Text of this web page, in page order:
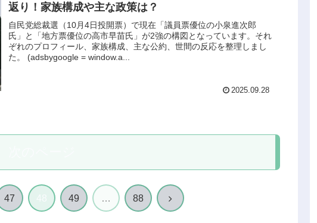
返り！家族構成や主な政策は？
自民党総裁選（10月4日投開票）で現在「議員票優位の小泉進次郎
氏」と「地方票優位の高市早苗氏」が2強の構図となっています。それ
ぞれのプロフィール、家族構成、主な公約、世間の反応を整理しまし
た。 (adsbygoogle = window.a...
2025.09.28
47 49 … 88 次